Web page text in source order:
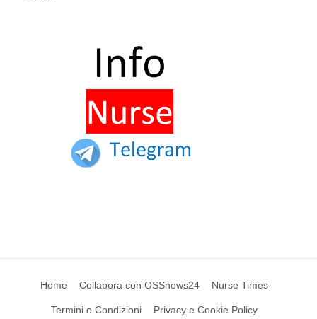
Home Collabora con OSSnews24 Nurse Times
Termini e Condizioni Privacy e Cookie Policy